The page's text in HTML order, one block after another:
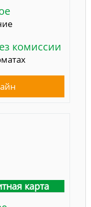
комиссии
карта